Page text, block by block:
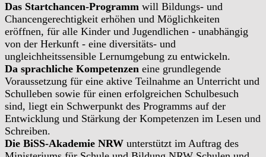
Das Startchancen-Programm will Bildungs- und
Chancengerechtigkeit erhöhen und Möglichkeiten
eröffnen, für alle Kinder und Jugendlichen - unabhängig
von der Herkunft - eine diversitäts- und
ungleichheitssensible Lernumgebung zu entwickeln.
Da sprachliche Kompetenzen eine grundlegende
Voraussetzung für eine aktive Teilnahme an Unterricht und
Schulleben sowie für einen erfolgreichen Schulbesuch
sind, liegt ein Schwerpunkt des Programms auf der
Entwicklung und Stärkung der Kompetenzen im Lesen und
Schreiben.
Die BiSS-Akademie NRW unterstützt im Auftrag des